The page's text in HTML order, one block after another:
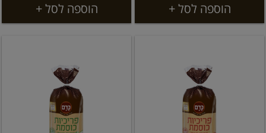
הוספה לסל + הוספה לסל +